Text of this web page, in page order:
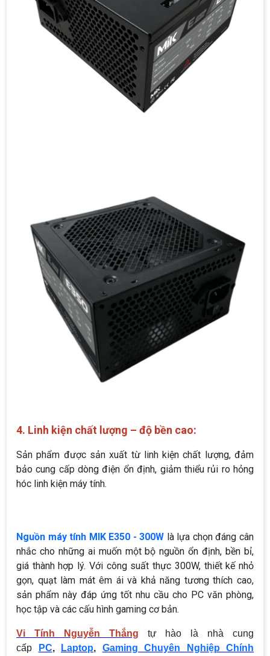
4. Linh kiện chất lượng – độ bền cao:
Sản phẩm được sản xuất từ linh kiện chất lượng, đảm
bảo cung cấp dòng điện ổn định, giảm thiểu rủi ro hỏng
hóc linh kiện máy tính.
Nguồn máy tính MIK E350 - 300W là lựa chọn đáng cân
nhắc cho những ai muốn một bộ nguồn ổn định, bền bỉ,
giá thành hợp lý. Với công suất thực 300W, thiết kế nhỏ
gọn, quạt làm mát êm ái và khả năng tương thích cao,
sản phẩm này đáp ứng tốt nhu cầu cho PC văn phòng,
học tập và các cấu hình gaming cơ bản.
Vi Tính Nguyễn Thắng tự hào là nhà cung
cấp
PC, Laptop, Gaming Chuyên Nghiệp Chính